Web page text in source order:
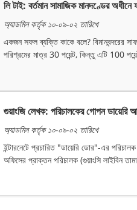
লি টাই: বর্তমান সামাজিক মানদণ্ডের
অ্যাডমিন কর্তৃক ১০-০৯-০২ তারিখে
একজন সফল ব্যক্তি কাকে বলে? বিমানবন্দরের
পরিশ্রমের মাত্র 30 পয়েন্ট, কিন্তু এটি 100
গুয়াংজি লেখক: পরিচালকের গোপন ডায়েরি
অ্যাডমিন কর্তৃক ১০-০৯-০২ তারিখে
ইন্টারনেটে প্রচারিত "ডায়েরি ডোর"-এর
অফিসের প্রাক্তন পরিচালক (গুয়াংসি লাইবিন